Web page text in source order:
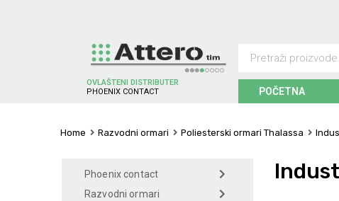
OVLAŠTENI DISTRIBUTER
P H O EN X CO NTACT POČETNA
Home Razvodni ormari Poliesterski ormari Thalassa
Phoenix contact
Razvodni ormari